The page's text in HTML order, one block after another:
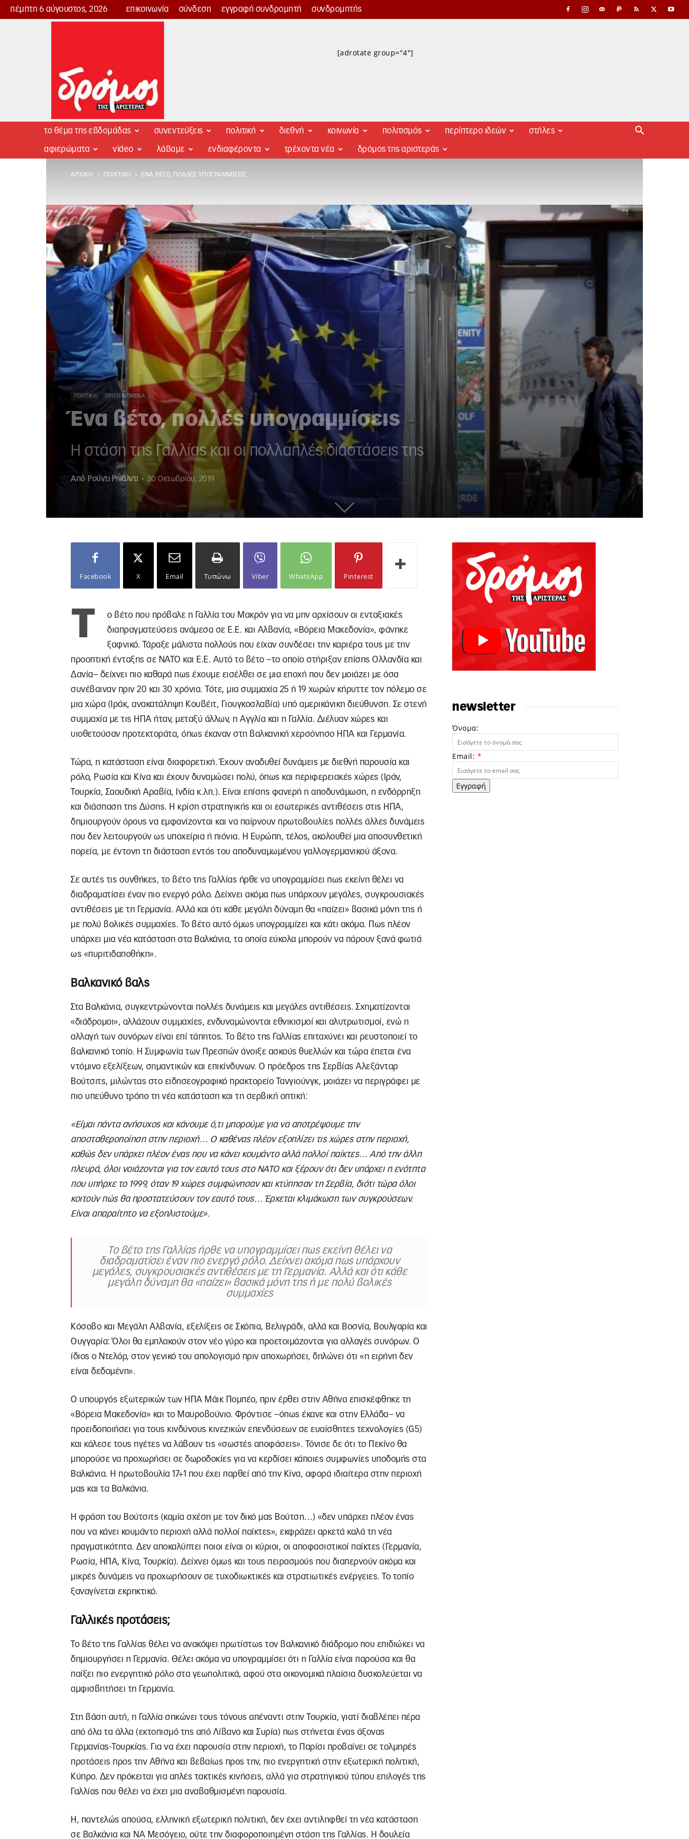
πέμπτη 6 αύγουστος, 2026 επικοινωνία σύνδεση εγγραφή συνδρομητή συνδρομητής
Δρόμος
[adrotate group="4"]
το θέμα της εβδομάδας συνεντεύξεις πολιτική διεθνή κοινωνία πολιτισμός περίπτερο ιδεών στήλες
αφιερώματα video λάβαμε ενδιαφέροντα τρέχοντα νέα δρόμος της αριστεράς
ΑΡΧΙΚΉ ΠΟΛΙΤΙΚΉ ΈΝΑ ΒΈΤΟ, ΠΟΛΛΈΣ ΥΠΟΓΡΑΜΜΊΣΕΙΣ
ΠΟΛΙΤΙΚΉ ΠΡΟΤΕΙΝΌΜΕΝΑ
Ένα βέτο, πολλές υπογραμμίσεις
Η στάση της Γαλλίας και οι πολλαπλές διαστάσεις της
Από Ρούντι Ρινάλντι - 30 Οκτωβρίου, 2019
Facebook X Email Τυπώνω Viber WhatsApp Pinterest
Τ
ο βέτο που πρόβαλε η Γαλλία του Μακρόν για να μην αρχίσουν οι ενταξιακές
διαπραγματεύσεις ανάμεσα σε Ε.Ε. και Αλβανία, «Βόρεια Μακεδονία», φάνηκε
ξαφνικό. Τάραξε μάλιστα πολλούς που είχαν συνδέσει την καριέρα τους με την
προοπτική ένταξης σε ΝΑΤΟ και Ε.Ε. Αυτό το βέτο –το οποίο στήριξαν επίσης Ολλανδία και
Δανία– δείχνει πιο καθαρά πως έχουμε εισέλθει σε μια εποχή που δεν μοιάζει με όσα
συνέβαιναν πριν 20 και 30 χρόνια. Τότε, μια συμμαχία 25 ή 19 χωρών κήρυττε τον πόλεμο σε
μια χώρα (Ιράκ, ανακατάληψη Κουβέιτ, Γιουγκοσλαβία) υπό αμερικάνικη διεύθυνση. Σε στενή
συμμαχία με τις ΗΠΑ ήταν, μεταξύ άλλων, η Αγγλία και η Γαλλία. Διέλυαν χώρες και
υιοθετούσαν προτεκτοράτα, όπως έκαναν στη βαλκανική χερσόνησο ΗΠΑ και Γερμανία.
Τώρα, η κατάσταση είναι διαφορετική. Έχουν αναδυθεί δυνάμεις με διεθνή παρουσία και
ρόλο, Ρωσία και Κίνα και έχουν δυναμώσει πολύ, όπως και περιφερειακές χώρες (Ιράν,
Τουρκία, Σαουδική Αραβία, Ινδία κ.λπ.). Είναι επίσης φανερή η αποδυνάμωση, η ενδόρρηξη
και διάσπαση της Δύσης. Η κρίση στρατηγικής και οι εσωτερικές αντιθέσεις στις ΗΠΑ,
δημιουργούν όρους να εμφανίζονται και να παίρνουν πρωτοβουλίες πολλές άλλες δυνάμεις
που δεν λειτουργούν ως υποχείρια ή πιόνια. Η Ευρώπη, τέλος, ακολουθεί μια αποσυνθετική
πορεία, με έντονη τη διάσταση εντός του αποδυναμωμένου γαλλογερμανικού άξονα.
Σε αυτές τις συνθήκες, το βέτο της Γαλλίας ήρθε να υπογραμμίσει πως εκείνη θέλει να
διαδραματίσει έναν πιο ενεργό ρόλο. Δείχνει ακόμα πως υπάρχουν μεγάλες, συγκρουσιακές
αντιθέσεις με τη Γερμανία. Αλλά και ότι κάθε μεγάλη δύναμη θα «παίζει» βασικά μόνη της ή
με πολύ βολικές συμμαχίες. Το βέτο αυτό όμως υπογραμμίζει και κάτι ακόμα. Πως πλέον
υπάρχει μια νέα κατάσταση στα Βαλκάνια, τα οποία εύκολα μπορούν να πάρουν ξανά φωτιά
ως «πυριτιδαποθήκη».
Βαλκανικό βαλς
Στα Βαλκάνια, συγκεντρώνονται πολλές δυνάμεις και μεγάλες αντιθέσεις. Σχηματίζονται
«διάδρομοι», αλλάζουν συμμαχίες, ενδυναμώνονται εθνικισμοί και αλυτρωτισμοί, ενώ η
αλλαγή των συνόρων είναι επί τάπητος. Το βέτο της Γαλλίας επιταχύνει και ρευστοποιεί το
βαλκανικό τοπίο. Η Συμφωνία των Πρεσπών άνοιξε ασκούς θυελλών και τώρα έπεται ένα
ντόμινο εξελίξεων, σημαντικών και επικίνδυνων. Ο πρόεδρος της Σερβίας Αλεξάνταρ
Βούτσιτς, μιλώντας στο ειδησεογραφικό πρακτορείο Τανγιούνγκ, μοιάζει να περιγράφει με
πιο υπεύθυνο τρόπο τη νέα κατάσταση και τη σερβική οπτική:
«Είμαι πάντα ανήσυχος και κάνουμε ό,τι μπορούμε για να αποτρέψουμε την
αποσταθεροποίηση στην περιοχή… Ο καθένας πλέον εξοπλίζει τις χώρες στην περιοχή,
καθώς δεν υπάρχει πλέον ένας που να κάνει κουμάντο αλλά πολλοί παίκτες… Από την άλλη
πλευρά, όλοι νοιάζονται για τον εαυτό τους στο ΝΑΤΟ και ξέρουν ότι δεν υπάρχει η ενότητα
που υπήρχε το 1999, όταν 19 χώρες συμφώνησαν και κτύπησαν τη Σερβία, διότι τώρα όλοι
κοιτούν πώς θα προστατεύσουν τον εαυτό τους… Έρχεται κλιμάκωση των συγκρούσεων.
Είναι απαραίτητο να εξοπλιστούμε».
Το βέτο της Γαλλίας ήρθε να υπογραμμίσει πως εκείνη θέλει να
διαδραματίσει έναν πιο ενεργό ρόλο. Δείχνει ακόμα πως υπάρχουν
μεγάλες, συγκρουσιακές αντιθέσεις με τη Γερμανία. Αλλά και ότι κάθε
μεγάλη δύναμη θα «παίζει» βασικά μόνη της ή με πολύ βολικές
συμμαχίες
Κόσοβο και Μεγάλη Αλβανία, εξελίξεις σε Σκόπια, Βελιγράδι, αλλά και Βοσνία, Βουλγαρία και
Ουγγαρία: Όλοι θα εμπλακούν στον νέο γύρο και προετοιμάζονται για αλλαγές συνόρων. Ο
ίδιος ο Ντελόρ, στον γενικό του απολογισμό πριν αποχωρήσει, δηλώνει ότι «η ειρήνη δεν
είναι δεδομένη».
Ο υπουργός εξωτερικών των ΗΠΑ Μάικ Πομπέο, πριν έρθει στην Αθήνα επισκέφθηκε τη
«Βόρεια Μακεδονία» και το Μαυροβούνιο. Φρόντισε –όπως έκανε και στην Ελλάδα– να
προειδοποιήσει για τους κινδύνους κινεζικών επενδύσεων σε ευαίσθητες τεχνολογίες (G5)
και κάλεσε τους ηγέτες να λάβουν τις «σωστές αποφάσεις». Τόνισε δε ότι το Πεκίνο θα
μπορούσε να προχωρήσει σε δωροδοκίες για να κερδίσει κάποιες συμφωνίες υποδομής στα
Βαλκάνια. Η πρωτοβουλία 17+1 που έχει παρθεί από την Κίνα, αφορά ιδιαίτερα στην περιοχή
μας και τα Βαλκάνια.
Η φράση του Βούτσιτς (καμία σχέση με τον δικό μας Βούτση…) «δεν υπάρχει πλέον ένας
που να κάνει κουμάντο περιοχή αλλά πολλοί παίκτες», εκφράζει αρκετά καλά τη νέα
πραγματικότητα. Δεν αποκαλύπτει ποιοι είναι οι κύριοι, οι αποφασιστικοί παίκτες (Γερμανία,
Ρωσία, ΗΠΑ, Κίνα, Τουρκία). Δείχνει όμως και τους πειρασμούς που διαπερνούν ακόμα και
μικρές δυνάμεις να προχωρήσουν σε τυχοδιωκτικές και στρατιωτικές ενέργειες. Το τοπίο
ξαναγίνεται εκρηκτικό.
Γαλλικές προτάσεις;
Το βέτο της Γαλλίας θέλει να ανακόψει πρωτίστως τον βαλκανικό διάδρομο που επιδιώκει να
δημιουργήσει η Γερμανία. Θέλει ακόμα να υπογραμμίσει ότι η Γαλλία είναι παρούσα και θα
παίξει πιο ενεργητικό ρόλο στα γεωπολιτικά, αφού στα οικονομικά πλαίσια δυσκολεύεται να
αμφισβητήσει τη Γερμανία.
Στη βάση αυτή, η Γαλλία σηκώνει τους τόνους απέναντι στην Τουρκία, γιατί διαβλέπει πέρα
από όλα τα άλλα (εκτοπισμό της από Λίβανο και Συρία) πως στήνεται ένας άξονας
Γερμανίας-Τουρκίας. Για να έχει παρουσία στην περιοχή, το Παρίσι προβαίνει σε τολμηρές
προτάσεις προς την Αθήνα και βεβαίως προς την, πιο ενεργητική στην εξωτερική πολιτική,
Κύπρο. Δεν πρόκειται για απλές τακτικές κινήσεις, αλλά για στρατηγικού τύπου επιλογές της
Γαλλίας που θέλει να έχει μια αναβαθμισμένη παρουσία.
Η, παντελώς απούσα, ελληνική εξωτερική πολιτική, δεν έχει αντιληφθεί τη νέα κατάσταση
σε Βαλκάνια και ΝΑ Μεσόγειο, ούτε την διαφοροποιημένη στάση της Γαλλίας. Η δουλεία
newsletter
Όνομα:
Email: *
Εγγραφή